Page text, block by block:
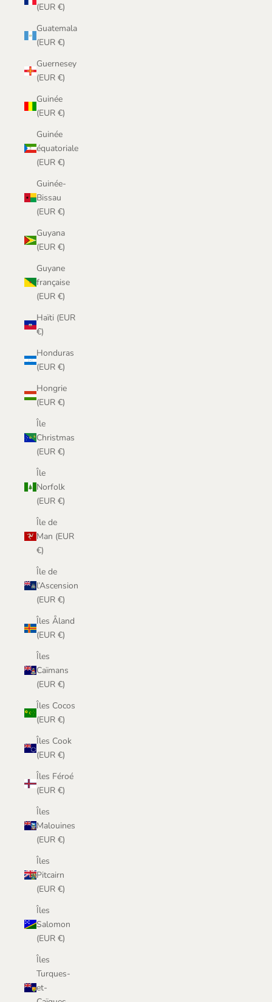
(EUR €)
Guatemala
(EUR €)
Guernesey
(EUR €)
Guinée
(EUR €)
Guinée
équatoriale
(EUR €)
Guinée-
Bissau
(EUR €)
Guyana
(EUR €)
Guyane
française
(EUR €)
Haïti (EUR
€)
Honduras
(EUR €)
Hongrie
(EUR €)
Île
Christmas
(EUR €)
Île
Norfolk
(EUR €)
Île de
Man (EUR
€)
Île de
l’Ascension
(EUR €)
Îles Åland
(EUR €)
Îles
Caïmans
(EUR €)
Îles Cocos
(EUR €)
Îles Cook
(EUR €)
Îles Féroé
(EUR €)
Îles
Malouines
(EUR €)
Îles
Pitcairn
(EUR €)
Îles
Salomon
(EUR €)
Îles
Turques-
et-